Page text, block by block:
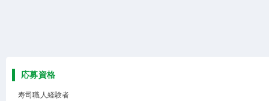
応募資格
寿司職人経験者